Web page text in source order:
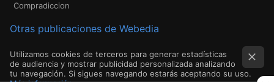
Compradiccion
Otras publicaciones de Webedia
Utilizamos cookies de terceros para generar estadísticas
de audiencia y mostrar publicidad personalizada analizando
tu navegación. Si sigues navegando estarás aceptando su uso.